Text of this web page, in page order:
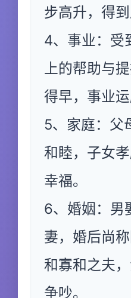
步高升，得到
4、事业：受
上的帮助与
得早，事业运
5、家庭：父
和睦，子女
幸福。
6、婚姻：男
妻，婚后尚
和寡和之夫
争吵。